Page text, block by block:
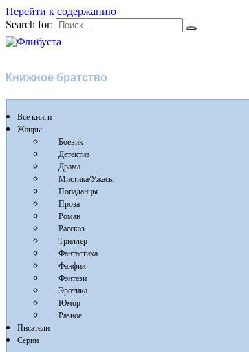
Перейти к содержанию
Search for:
Книжное братство
Все книги
Жанры
Боевик
Детектив
Драма
Мистика/Ужасы
Попаданцы
Проза
Роман
Рассказ
Триллер
Фантастика
Фанфик
Фэнтези
Эротика
Юмор
Разное
Писатели
Серии